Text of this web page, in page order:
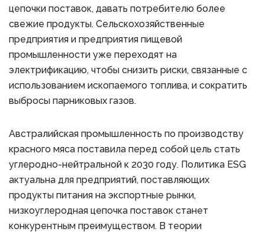
цепочки поставок, давать потребителю более
свежие продукты. Сельскохозяйственные
предприятия и предприятия пищевой
промышленности уже переходят на
электрификацию, чтобы снизить риски, связанные с
использованием ископаемого топлива, и сократить
выбросы парниковых газов.
Австралийская промышленность по производству
красного мяса поставила перед собой цель стать
углеродно-нейтральной к 2030 году. Политика ESG
актуальна для предприятий, поставляющих
продукты питания на экспортные рынки,
низкоуглеродная цепочка поставок станет
конкурентным преимуществом. В теории